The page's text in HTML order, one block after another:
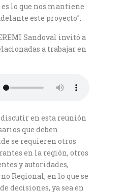
lo que nos mantiene
este proyecto”.
Sandoval invitó a
a trabajar en
en esta reunión
que deben
se requieren otros
en la región, otros
y autoridades,
Regional, en lo que se
decisiones, ya sea en